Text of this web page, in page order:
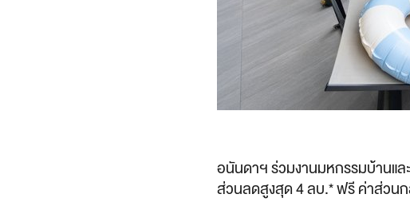
อนันดาฯ ร่วมงานมหกรรมบ้านแล
ส่วนลดสูงสุด 4 ลบ.* ฟรี ค่าส่วน